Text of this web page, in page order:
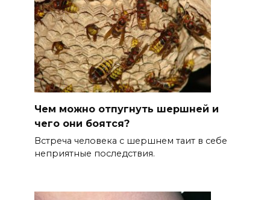
Чем можно отпугнуть шершней и
чего они боятся?
Встреча человека с шершнем таит в себе
неприятные последствия.